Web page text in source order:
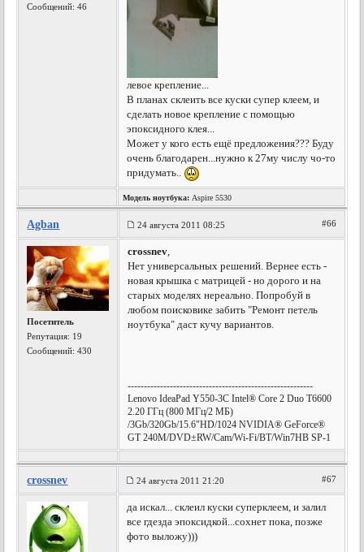
Сообщений: 46
левое крепление...
В планах склеить все куски супер клеем, и
сделать новое крепление с помощью
эпоксидного клея...
Может у кого есть ещё предложения??? Буду
очень благодарен...нужно к 27му числу чо-то
придумать..
Модель ноутбука: Aspire 5530
Agban 24 августа 2011 08:25 #66
Посетитель
Репутация: 19
Сообщений: 430
crossnev,
Нет универсальных решений. Вернее есть -
новая крышка с матрицей - но дорого и на
старых моделях нереально. Попробуй в
любом поисковике забить "Ремонт петель
ноутбука" даст кучу вариантов.
---------------------------------------------------------
Lenovo IdeaPad Y550-3C Intel® Core 2 Duo T6600
2.20 ГГц (800 МГц/2 МБ)
/3Gb/320Gb/15.6"HD/1024 NVIDIA® GeForce®
GT 240M/DVD±RW/Cam/Wi-Fi/BT/Win7HB SP-1
crossnev 24 августа 2011 21:20 #67
да искал... склеил куски суперклеем, и залил
все гдезда эпоксидкой...сохнет пока, позже
фото выложу)))